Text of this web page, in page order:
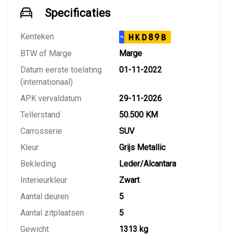
Specificaties
Kenteken NL HKD89B
BTW of Marge
Marge
Datum eerste toelating
(internationaal)
01-11-2022
APK vervaldatum
29-11-2026
Tellerstand
50.500 KM
Carrosserie
SUV
Kleur
Grijs Metallic
Bekleding
Leder/Alcantara
Interieurkleur
Zwart
Aantal deuren
5
Aantal zitplaatsen
5
Gewicht
1313 kg